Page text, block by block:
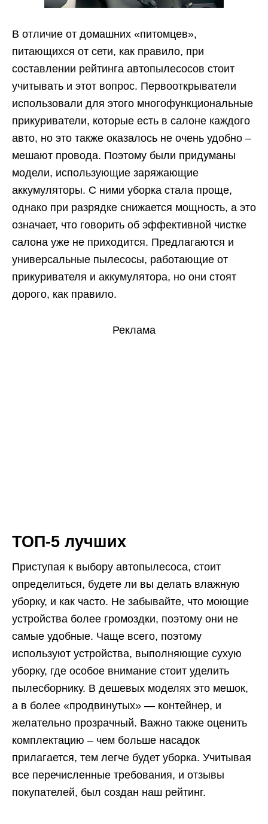
В отличие от домашних «питомцев»,
питающихся от сети, как правило, при
составлении рейтинга автопылесосов стоит
учитывать и этот вопрос. Первооткрыватели
использовали для этого многофункциональные
прикуриватели, которые есть в салоне каждого
авто, но это также оказалось не очень удобно –
мешают провода. Поэтому были придуманы
модели, использующие заряжающие
аккумуляторы. С ними уборка стала проще,
однако при разрядке снижается мощность, а это
означает, что говорить об эффективной чистке
салона уже не приходится. Предлагаются и
универсальные пылесосы, работающие от
прикуривателя и аккумулятора, но они стоят
дорого, как правило.
Реклама
ТОП-5 лучших
Приступая к выбору автопылесоса, стоит
определиться, будете ли вы делать влажную
уборку, и как часто. Не забывайте, что моющие
устройства более громоздки, поэтому они не
самые удобные. Чаще всего, поэтому
используют устройства, выполняющие сухую
уборку, где особое внимание стоит уделить
пылесборнику. В дешевых моделях это мешок,
а в более «продвинутых» — контейнер, и
желательно прозрачный. Важно также оценить
комплектацию – чем больше насадок
прилагается, тем легче будет уборка. Учитывая
все перечисленные требования, и отзывы
покупателей, был создан наш рейтинг.